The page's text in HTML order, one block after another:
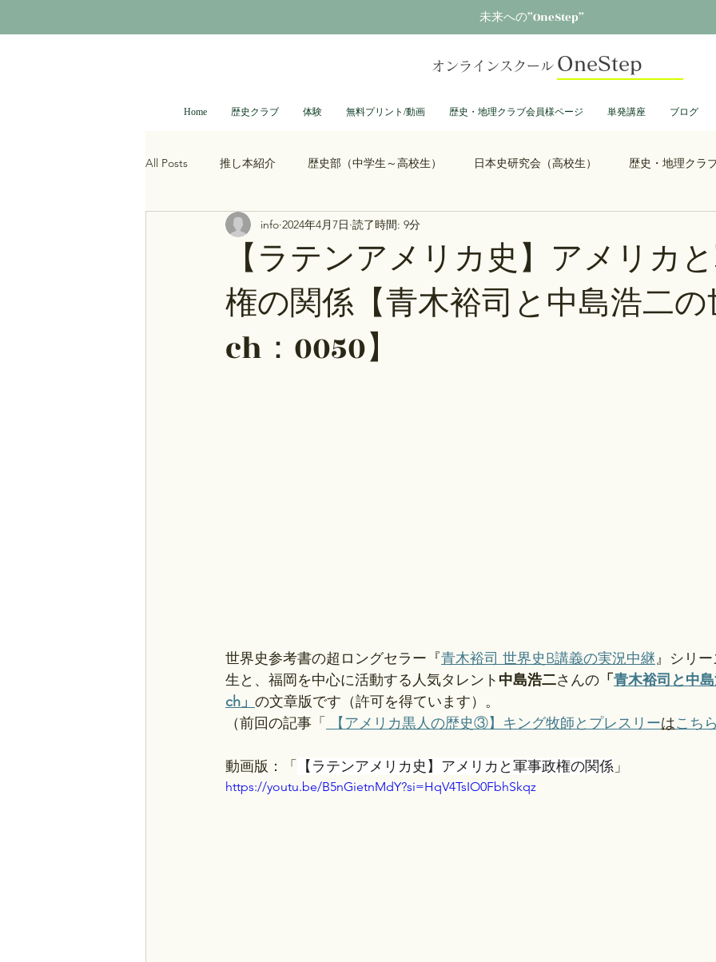
未来への”OneStep”
オンラインスクール OneStep
Home 歴史クラブ 体験 無料プリント/動画 歴史・地理クラブ会員様ページ 単発講座 ブログ
All Posts 推し本紹介 歴史部（中学生～高校生） 日本史研究会（高校生） 歴史・地理クラ
大河ドラマ べらぼう 光る君へ 鎌倉殿の13人
青木裕司と中島浩二の世界史ch 総理大臣列伝 ショーグン列伝 鬼滅の刃 ONEPIECE
レトロゲーム 科学・技術史
【ラテンアメリカ史】アメリカ
権の関係【青木裕司と中島浩二
ch：0050】
info 2024年4月7日 読了時間: 9分
世界史参考書の超ロングセラー『青木裕司 世界史B講義の実況中継』シリ
生と、福岡を中心に活動する人気タレント 中島浩二さんの 「 青木裕司と中
ch」 の文章版です（許可を得ています）。
（前回の記事「
【アメリカ黒人の歴史③】キング牧師とプレスリーはこち
動画版：「 【ラテンアメリカ史】アメリカと軍事政権の関係 」
https://youtu.be/B5nGietnMdY?si=HqV4TsIO0FbhSkqz